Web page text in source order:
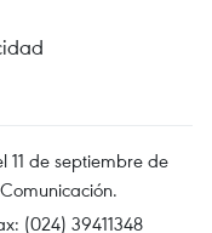
11 de septiembre de
(024) 39411348